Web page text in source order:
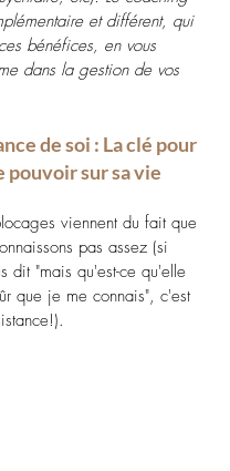
et différent, qui
bénéfices, en vous
dans la gestion de vos
de soi : La clé pour
pouvoir sur sa vie
viennent du fait que
pas assez (si
dit "mais qu'est-ce qu'elle
que je me connais", c'est